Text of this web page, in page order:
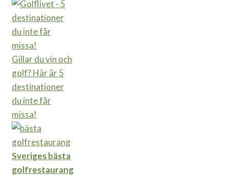
Gillar du vin och
golf? Här är 5
destinationer
du inte får
missa!
Sveriges bästa
golfrestaurang